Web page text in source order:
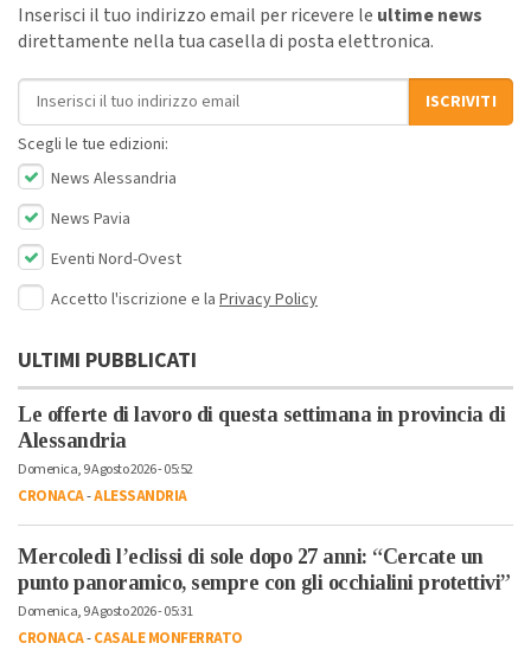
Inserisci il tuo indirizzo email per ricevere le ultime news
direttamente nella tua casella di posta elettronica.
Indirizzo email
ISCRIVITI
Scegli le tue edizioni:
News Alessandria
News Pavia
Eventi Nord-Ovest
Accetto l'iscrizione e la Privacy Policy
ULTIMI PUBBLICATI
Le offerte di lavoro di questa settimana in provincia di
Alessandria
Domenica, 9 Agosto 2026 - 05:52
CRONACA-ALESSANDRIA
Mercoledì l’eclissi di sole dopo 27 anni: “Cercate un
punto panoramico, sempre con gli occhialini protettivi”
Domenica, 9 Agosto 2026 - 05:31
CRONACA-CASALE MONFERRATO